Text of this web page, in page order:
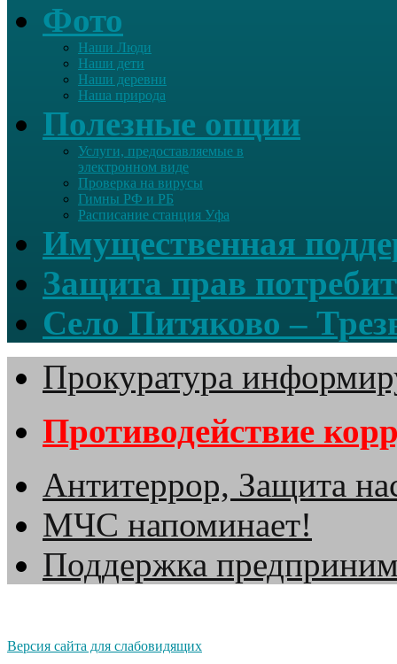
Фото
Наши Люди
Наши дети
Наши деревни
Наша природа
Полезные опции
Услуги, предоставляемые в
электронном виде
Проверка на вирусы
Гимны РФ и РБ
Расписание станция Уфа
Имущественная
Защита прав
Село Питяково –
Прокуратура
Противодействие
Антитеррор, Защита
МЧС напоминает!
Поддержка
Версия сайта для слабовидящих